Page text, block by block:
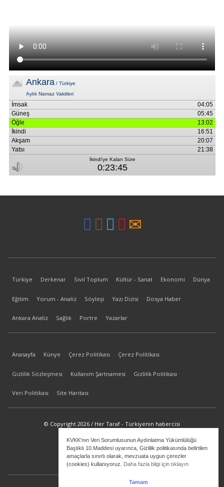
KVKK'nın Veri Sorumlusunun Aydınlatma Yükümlülüğü
Başlıklı 10.Maddesi uyarınca, Gizlilik politikasında belirtilen
amaçlarla sınırlı olarak, mevzuata uygun çerezler
(cookies) kullanıyoruz. Daha fazla bilgi için tıklayın
Tamam
Türkiye Derkenar Sivil Toplum Kültür - Sanat Ekonomi Dünya
Eğitim Yorum - Analiz Söyleşi Yazı Dizisi Dosya Haber
Ankara Analiz Sağlık Portre Yazarlar
Anasayfa Künye Çerez Politikası Çerez Politikası
Gizlilik Sözleşmesi Kullanım Şartnamesi Gizlilik Politikası
Veri Politikası Site Haritası
© Copyright 2026 / Her Taraf - Türkiyenin habercisi
bilgi@hertaraf.com